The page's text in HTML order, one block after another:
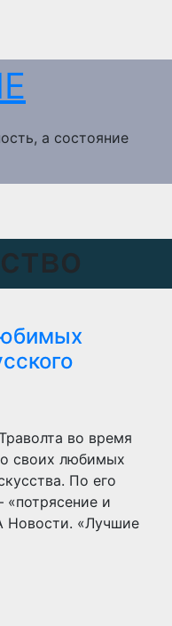
а состояние
во время
своих любимых
По его
«потрясение и
Новости. «Лучшие